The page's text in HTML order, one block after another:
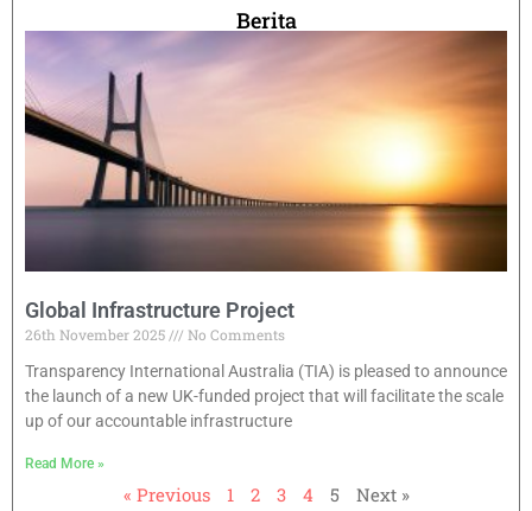
Berita
Global Infrastructure Project
26th November 2025
No Comments
Transparency International Australia (TIA) is pleased to announce
the launch of a new UK-funded project that will facilitate the scale
up of our accountable infrastructure
Read More »
« Previous 1 2 3 4 5 Next »